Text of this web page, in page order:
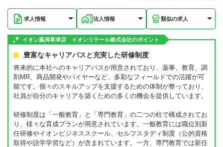
求人情報 法人情報 類似の求人
イオン薬局草津店 イオンリテール株式会社のポイント
豊富なキャリアパスと充実した研修制度
将来的に本社へのキャリアパスが用意されており、薬事、教育、調
剤MR、商品開発やバイヤーなど、多彩なフィールドでの活躍が可
能です。個々のスキルアップを支援するための体制が整っており、
社員が自分のキャリアを築くための多くの機会を提供しています。
研修制度は「一般教育」と「専門教育」の二つの柱で構成されてお
り、様々な育成プランが用意されています。一般教育には職位別新
任研修やイオンビジネススクール、セルフスタディ制度（公的資格
取得や語学学習など）が含まれています。一方、専門教育では新任